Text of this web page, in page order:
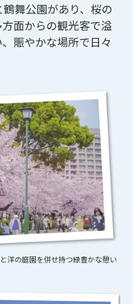
舞公園があり、桜の
面からの観光客で溢
賑やかな場所で日々
洋の庭園を併せ持つ緑豊かな憩い